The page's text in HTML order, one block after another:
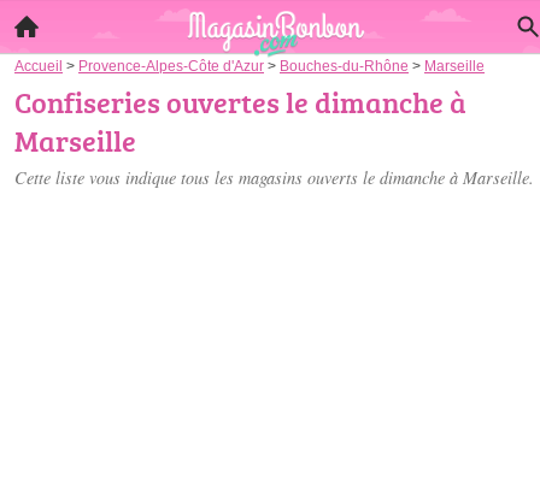
Accueil > Provence-Alpes-Côte d'Azur > Bouches-du-Rhône > Marseille
Confiseries ouvertes le dimanche à
Marseille
Cette liste vous indique tous les magasins ouverts le dimanche à Marseille.